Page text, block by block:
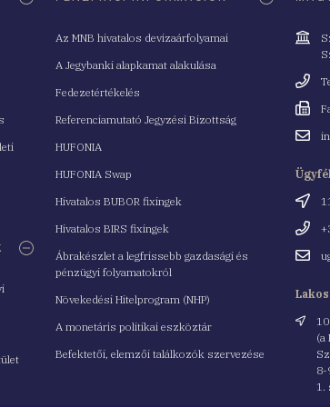
Az MNB hivatalos devizaárfolyamai
A Jegybanki alapkamat alakulása
Fedezetértékelés
Referenciamutató Jegyzési Bizottság
HUFONIA
HUFONIA Swap
Hivatalos BUBOR fixingek
Hivatalos BIRS fixingek
Ábrakészlet a legfrissebb gazdasági és
pénzügyi folyamatokról
Növekedési Hitelprogram (NHP)
A monetáris politikai eszköztár
Befektetői, elemzői találkozók szervezése
Cím
Fax
Email
Cím
Email
Cím
(a
8-
1.